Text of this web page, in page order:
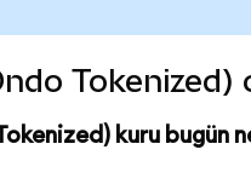
kuru bugün